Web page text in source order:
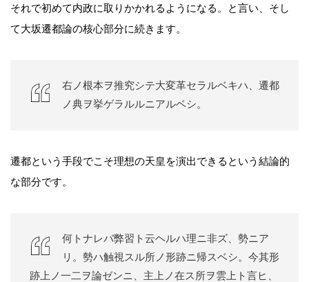
それで初めて内政に取りかかれるようになる。と言い、そし
て大坂遷都論の核心部分に続きます。
右ノ根本ヲ推究シテ大変革セラルベキハ、遷都
ノ典ヲ挙ゲラルルニアルベシ。
遷都という手段でこそ理想の天皇を演出できるという結論的
な部分です。
何トナレバ弊習ト云ヘルハ理ニ非ズ、勢ニア
リ。勢ハ触視スル所ノ形跡ニ帰スベシ。今其形
跡上ノ一二ヲ論ゼンニ、主上ノ在ス所ヲ雲上ト言ヒ、